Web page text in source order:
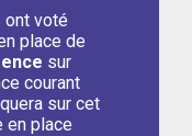
ont voté
place de
sur
courant
sur cet
en place